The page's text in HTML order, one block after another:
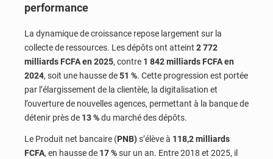
performance
La dynamique de croissance repose largement sur la
collecte de ressources. Les dépôts ont atteint 2 772
milliards FCFA en 2025, contre 1 842 milliards FCFA en
2024, soit une hausse de51 %. Cette progression est portée
par l’élargissement de la clientèle, la digitalisation et
l’ouverture de nouvelles agences, permettant à la banque de
détenir près de 13 %du marché des dépôts.
Le Produit net bancaire (PNB)s’élève à 118,2 milliards
FCFA, en hausse de 17 %sur un an. Entre 2018 et 2025, il